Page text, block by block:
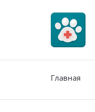
Главная